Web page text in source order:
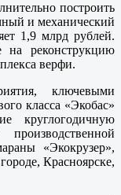
построить
и механический
1,9 млрд рублей.
на реконструкцию
верфи.
ключевыми
класса «Экобас»
круглогодичную
«Экокрузер»,
Красноярске,